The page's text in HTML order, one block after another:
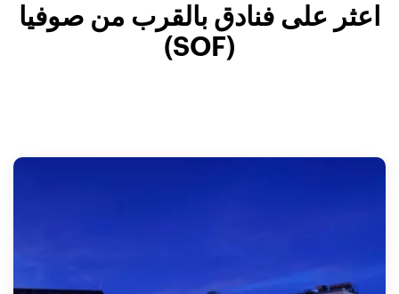
اعثر على فنادق بالقرب من صوفيا
(SOF)